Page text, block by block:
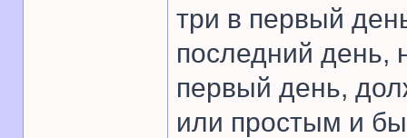
три в первый
последний день,
первый день,
или простым и